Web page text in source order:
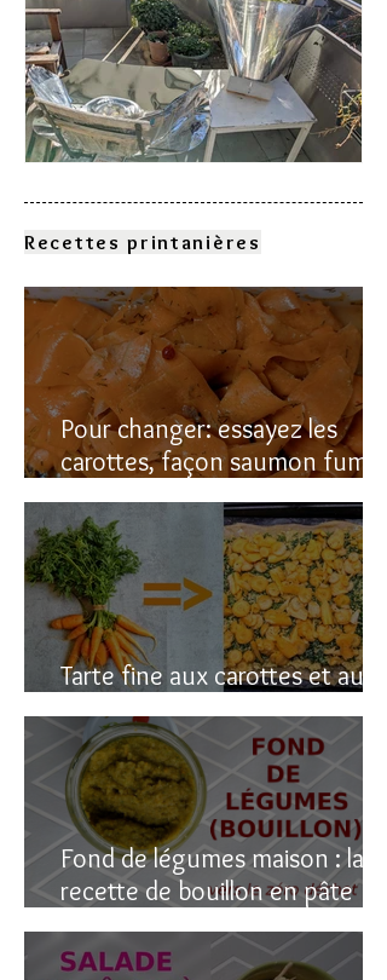
Comment choisir son four
solaire?
Recettes printanières
Pour changer: essayez les
carottes, façon saumon fumé!
(vegan du coup)
Tarte fine aux carottes et aux
fanes
Fond de légumes maison : la
recette de bouillon en pâte
(sain & facile)